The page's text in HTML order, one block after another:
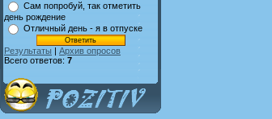
Сам попробуй, так отметить
день рождение
Отличный день - я в отпуске
Результаты | Архив опросов
Всего ответов: 7